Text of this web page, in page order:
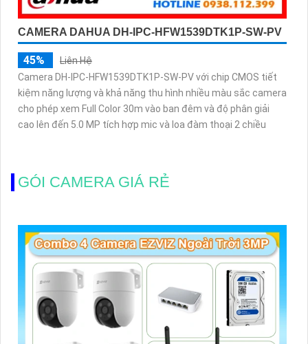
CAMERA DAHUA DH-IPC-HFW1539DTK1P-SW-PV
45%
Liên Hệ
Camera DH-IPC-HFW1539DTK1P-SW-PV với chip CMOS tiết
kiệm năng lượng và khả năng thu hình nhiều màu sắc camera
cho phép xem Full Color 30m vào ban đêm và độ phân giải
cao lên đến 5.0 MP tích hợp mic và loa đàm thoại 2 chiều
GÓI CAMERA GIÁ RẺ